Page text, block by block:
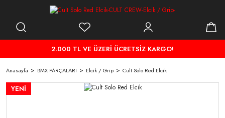
2.000 TL VE ÜZERİ ÜCRETSİZ KARGO!
Anasayfa BMX PARÇALARI Elcik / Grip Cult Solo Red Elcik
YENİ